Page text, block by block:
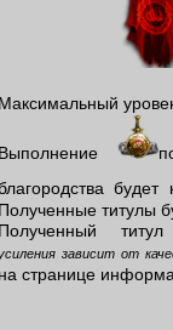
Максимальный
Выполнение
Полученные титулы
Полученный
зависит от
на странице